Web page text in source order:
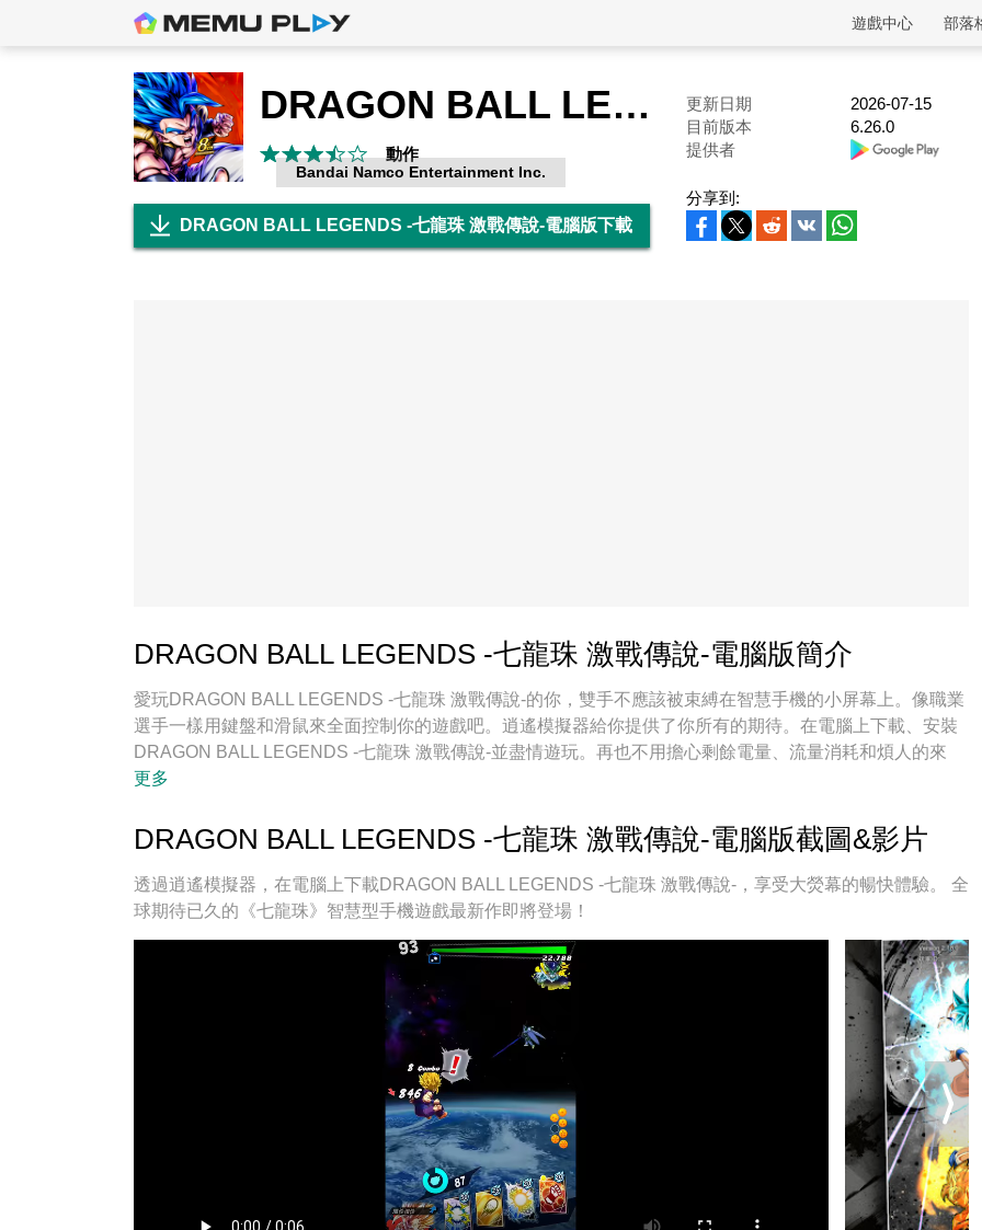
部落
遊戲中心
DRAGON BALL LEGENDS -七龍珠 激戰傳說-
動作
Bandai Namco Entertainment Inc.
更新日期
2026-07-15
目前版本
6.26.0
提供者
DRAGON BALL LEGENDS -七龍珠 激戰傳說-電腦版下載
分享到:
DRAGON BALL LEGENDS -七龍珠 激戰傳說-電腦版簡介
愛玩DRAGON BALL LEGENDS -七龍珠 激戰傳說-的你，雙手不應該被束縛在智慧手機的小屏幕上。像職業
選手一樣用鍵盤和滑鼠來全面控制你的遊戲吧。逍遙模擬器給你提供了你所有的期待。在電腦上下載、安裝
DRAGON BALL LEGENDS -七龍珠 激戰傳說-並盡情遊玩。再也不用擔心剩餘電量、流量消耗和煩人的來
電。全新的逍遙模擬器9是你在電腦上遊玩DRAGON BALL LEGENDS -七龍珠 激戰傳說-的最佳選擇！我们
熟的技術編程，逍遙多開器讓所有遊戲開好開滿；獨一無二的虛擬化引擎釋放你電腦的全部潛力，一切都入
絲般順滑。我們不僅在意你怎樣遊玩，更在意如何讓你享受遊玩的樂趣！
更多
DRAGON BALL LEGENDS -七龍珠 激戰傳說-電腦版截圖&影片
透過逍遙模擬器，在電腦上下載DRAGON BALL LEGENDS -七龍珠 激戰傳說-，享受大熒幕的暢快體驗。 全
球期待已久的《七龍珠》智慧型手機遊戲最新作即將登場！